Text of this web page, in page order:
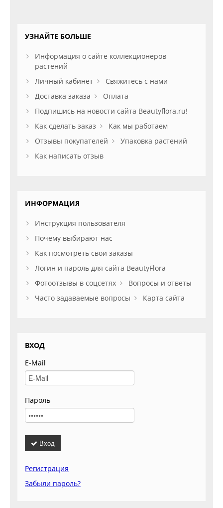
УЗНАЙТЕ БОЛЬШЕ
Информация о сайте коллекционеров
растений
Личный кабинет
Свяжитесь с нами
Доставка заказа
Оплата
Подпишись на новости сайта Beautyflora.ru!
Как сделать заказ
Как мы работаем
Отзывы покупателей
Упаковка растений
Как написать отзыв
ИНФОРМАЦИЯ
Инструкция пользователя
Почему выбирают нас
Как посмотреть свои заказы
Логин и пароль для сайта BeautyFlora
Фотоотзывы в соцсетях
Вопросы и ответы
Часто задаваемые вопросы
Карта сайта
ВХОД
E-Mail
Пароль
Вход
Регистрация
Забыли пароль?